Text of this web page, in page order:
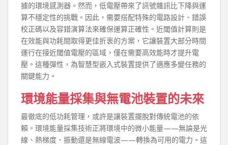
據的環境感測器。然而，低電壓帶來了訊號雜訊比下降與運
算不穩定性的挑戰。因此，需要搭配特殊的電路設計、錯誤
校正碼以及容錯演算法來確保運算正確性。近閾值計算則是
在效能與功耗間取得更佳折衷的方案，它讓裝置大部分時間
運行在接近閾值電壓的區域，僅在需要高效能時才提升電
壓。這種彈性，為智慧型嵌入式裝置提供了適應多變任務的
關鍵能力。
環境能量採集與無電池裝置的未來
最徹底的低功耗管理，或許是讓裝置擺脫對傳統電池的依
賴。環境能量採集技術正將環境中的微小能量——無論是光
線、熱梯度、振動還是無線電波——轉換為可用的電力。這